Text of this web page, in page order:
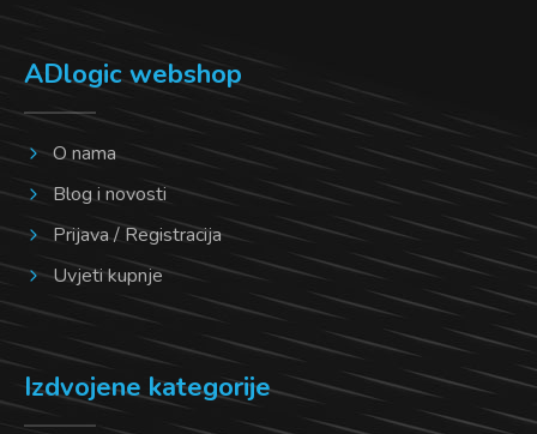
stranici
proizvoda
proizvoda
ADlogic webshop
O nama
Blog i novosti
Prijava / Registracija
Uvjeti kupnje
Izdvojene kategorije